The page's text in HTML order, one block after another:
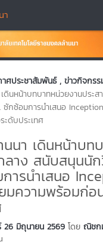
า
าศประชาสัมพันธ์ , ข่าวกิจกรร
ดินหน้าบทบาทหน่วยงานประ
ซักซ้อมการนำเสนอ
ะดับประเทศ
นา เดินหน้าบท
ลาง สนับสนุนนั
ารนำเสนอ
มความพร้อมก่อ
26 มิถุนายน 2569 โดย ณิชก